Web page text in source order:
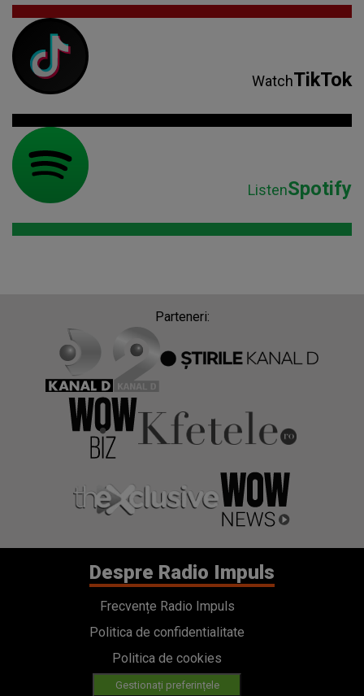
WatchTikTok
ListenSpotify
Parteneri:
Despre Radio Impuls
Frecvențe Radio Impuls
Politica de confidentialitate
Politica de cookies
Gestionați preferințele